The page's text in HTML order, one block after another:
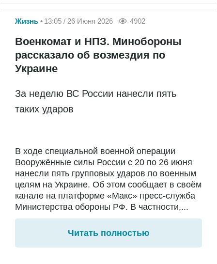
Жизнь 13:05 / 26 Июня 2026 4902
Военкомат и НПЗ. Минобороны
рассказало об возмездия по
Украине
За неделю ВС России нанесли пять
таких ударов
В ходе специальной военной операции
Вооружённые силы России с 20 по 26 июня
нанесли пять групповых ударов по военным
целям на Украине. Об этом сообщает в своём
канале на платформе «Макс» пресс-служба
Министерства обороны РФ. В частности,...
Читать полностью